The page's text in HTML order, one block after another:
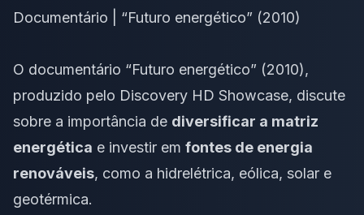
Documentário | “Futuro energético” (2010)
O documentário “Futuro energético” (2010),
produzido pelo Discovery HD Showcase, discute
sobre a importância de diversificar a matriz
energética e investir em fontes de energia
renováveis, como a hidrelétrica, eólica, solar e
geotérmica.